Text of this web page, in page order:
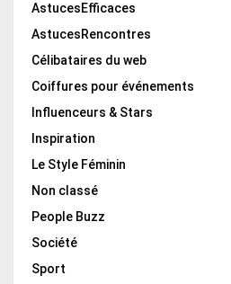
AstucesEfficaces
AstucesRencontres
Célibataires du web
Coiffures pour événements
Influenceurs & Stars
Inspiration
Le Style Féminin
Non classé
People Buzz
Société
Sport